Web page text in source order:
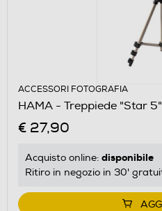
ACCESSORI FOTOGRAFIA
HAMA - Treppiede "Star
€ 27,90
Acquisto online: disponibile
Ritiro in negozio in 30'